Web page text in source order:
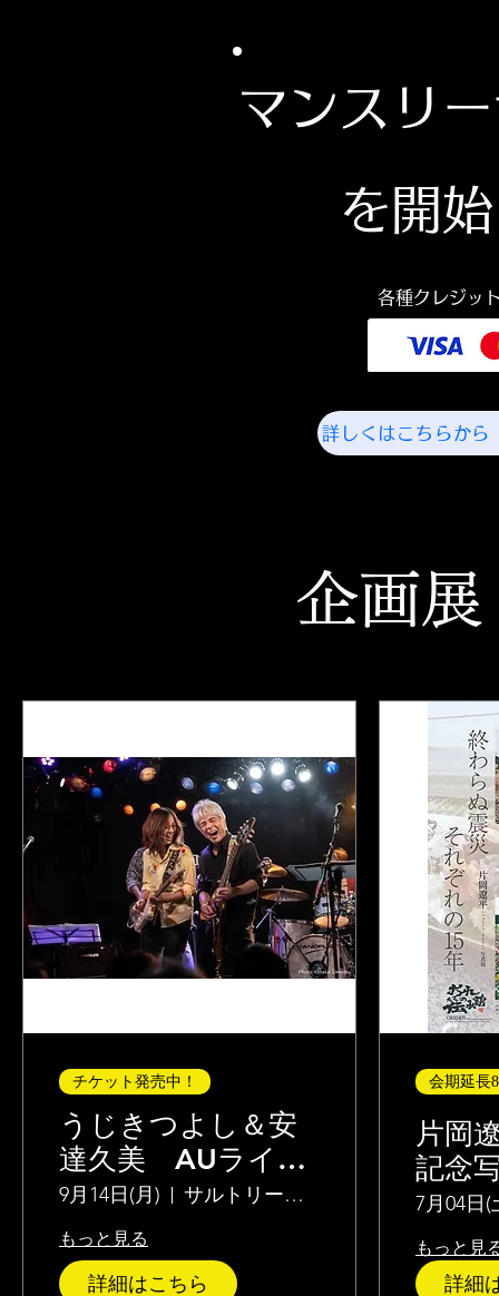
マンスリ
を開
各種クレジッ
詳しくはこちらか
企画
チケット発売中！
うじきつよし＆安
達久美 AUライブ
ショー＠小高
9月14日(月) サルトリーヌバーガー
もっと見る
詳細はこちら
会期延長
片岡
記念
らぬ
の15
7月04日(
もっと見
詳細